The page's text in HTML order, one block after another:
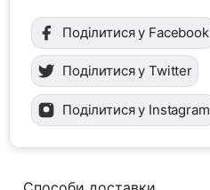
Поділитися у Facebook
Поділитися у Twitter
Поділитися у Instagram